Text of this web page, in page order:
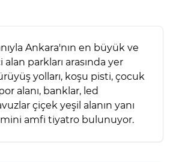
Ankara'nın en büyük ve
parkları arasında yer
yolları, koşu pisti, çocuk
alanı, banklar, led
çiçek yeşil alanın yanı
mini amfi tiyatro bulunuyor.